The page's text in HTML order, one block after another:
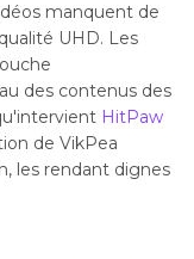
manquent de
UHD. Les
des contenus des
HitPaw
de VikPea
les rendant dignes